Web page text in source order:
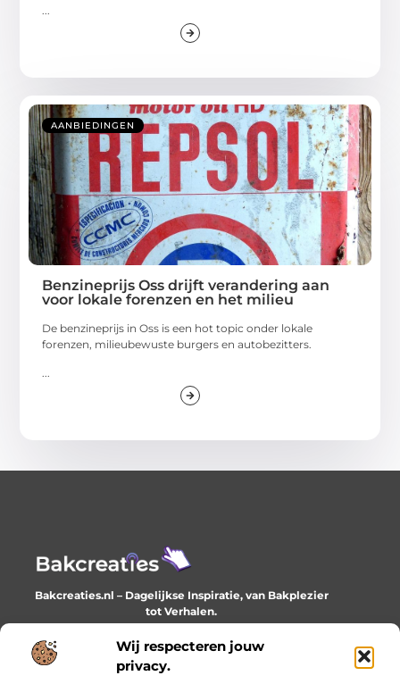
Wij respecteren jouw
privacy.
AANBIEDINGEN
Benzineprijs Oss drijft verandering aan
voor lokale forenzen en het milieu
De benzineprijs in Oss is een hot topic onder lokale
forenzen, milieubewuste burgers en autobezitters.
...
Bakcreaties.nl – Dagelijkse Inspiratie, van Bakplezier
tot Verhalen.
Ontdek unieke en creatieve verhalen die je elke dag
verrijken en inspireren.